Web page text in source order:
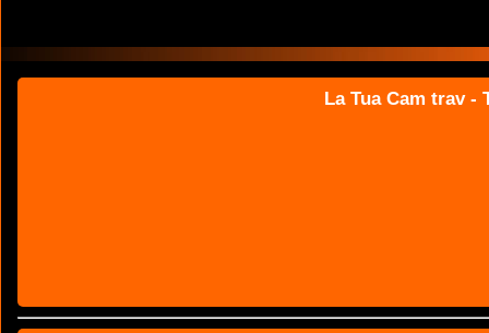
La Tua Cam trav -